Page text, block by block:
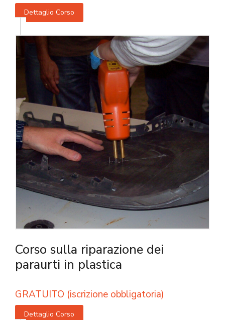
Dettaglio Corso
Corso sulla riparazione dei
paraurti in plastica
GRATUITO (iscrizione obbligatoria)
Dettaglio Corso